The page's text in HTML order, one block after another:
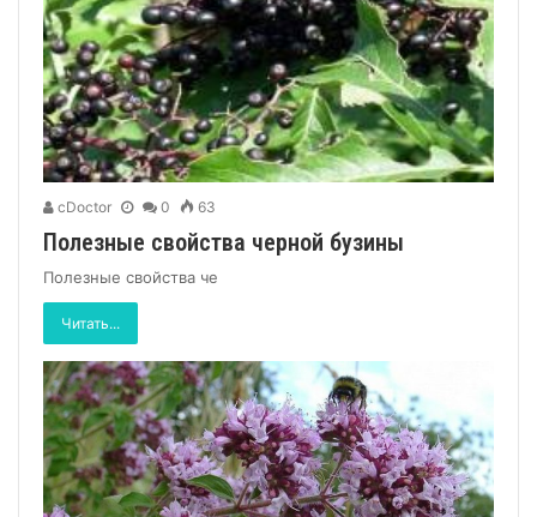
cDoctor 0 63
Полезные свойства черной бузины
Полезные свойства че
Читать...